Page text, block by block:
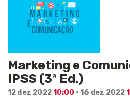
Marketing e
IPSS (3ª Ed.)
12 dez 202210:00 · 16 dez 2022